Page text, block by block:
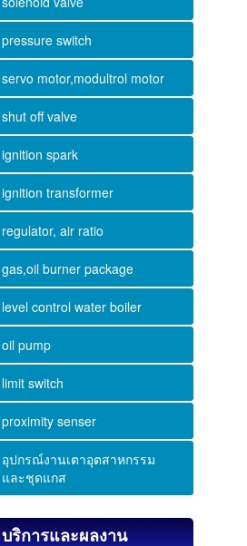
pressure switch
servo motor,modultrol motor
shut off valve
ignition spark
ignition transformer
regulator, air ratio
gas,oil burner package
level control water boiler
oil pump
limit switch
proximity senser
อุปกรณ์งานเตาอุตสาหกรรม
และชุดแกส
บริการและผลงาน